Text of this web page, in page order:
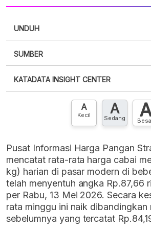
UNDUH
XLS
SUMBER
punya akun?Silakan Daftar
KATADATA INSIGHT CENTER
Hubungi sekarang »
A
Kecil A
Sedang
Pusat Informasi Harga Pangan
mencatat rata-rata harga cabai
kg) harian di pasar modern di
telah menyentuh angka Rp.87,66
per Rabu, 13 Mei 2026. Secara
rata minggu ini naik
sebelumnya yang tercatat